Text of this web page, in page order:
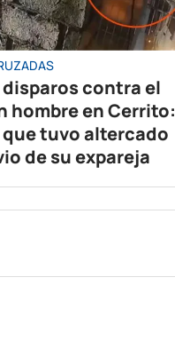
disparos contra el
hombre en Cerrito:
tuvo altercado
de su expareja